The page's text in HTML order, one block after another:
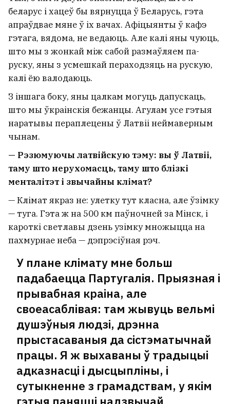
беларус і хацеў бы вярнуцца ў Беларусь, гэта
апраўдвае мяне ў іх вачах. Афіцыянты ў кафэ
гэтага, вядома, не ведаюць. Але калі яны чуюць,
што мы з жонкай між сабой размаўляем па-
руску, яны з усмешкай пераходзяць на рускую,
калі ёю валодаюць.
З іншага боку, яны цалкам могуць дапускаць,
што мы ўкраінскія бежанцы. Агулам усе гэтыя
наратывы пераплецены ў Латвіі неймаверным
чынам.
— Рэзюмуючы латвійскую тэму: вы ў Латвіі,
таму што нерухомасць, таму што блізкі
менталітэт і звычайны клімат?
— Клімат якраз не: улетку тут класна, але ўзімку
— туга. Гэта ж на 500 км паўночней за Мінск, і
кароткі светлавы дзень узімку множыцца на
пахмурнае неба — дэпрэсіўная рэч.
У плане клімату мне больш
падабаецца Партугалія. Прыязная і
прывабная краіна, але
своеасаблівая: там жывуць вельмі
душэўныя людзі, дрэнна
прыстасаваныя да сістэматычнай
працы. Я ж выхаваны ў традыцыі
адказнасці і дысцыпліны, і
сутыкненне з грамадствам, у якім